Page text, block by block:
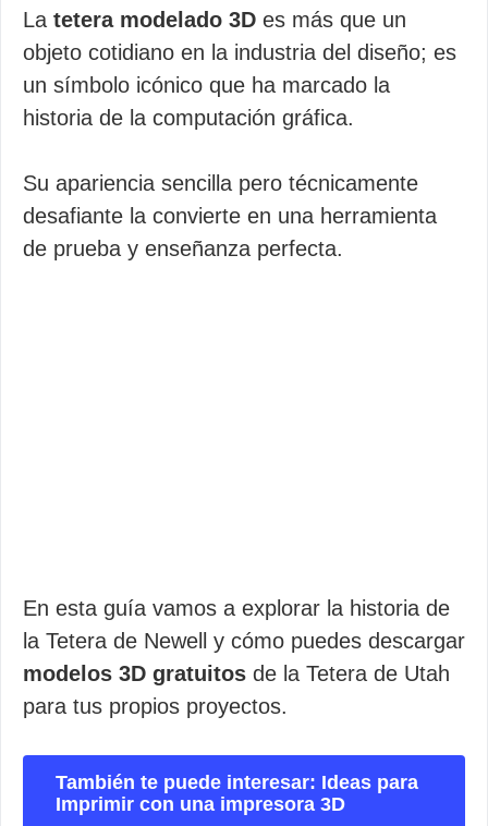
La tetera modelado 3D es más que un
objeto cotidiano en la industria del diseño; es
un símbolo icónico que ha marcado la
historia de la computación gráfica.
Su apariencia sencilla pero técnicamente
desafiante la convierte en una herramienta
de prueba y enseñanza perfecta.
En esta guía vamos a explorar la historia de
la Tetera de Newell y cómo puedes descargar
modelos 3D gratuitos de la Tetera de Utah
para tus propios proyectos.
También te puede interesar: Ideas para
Imprimir con una impresora 3D